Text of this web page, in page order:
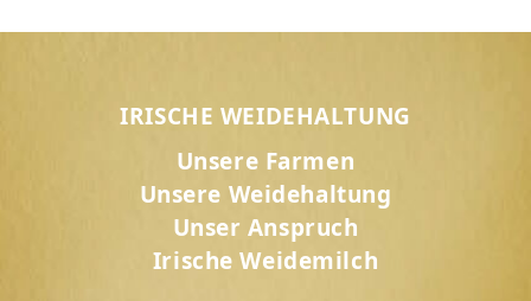
IRISCHE WEIDEHALTUNG
Unsere Farmen
Unsere Weidehaltung
Unser Anspruch
Irische Weidemilch